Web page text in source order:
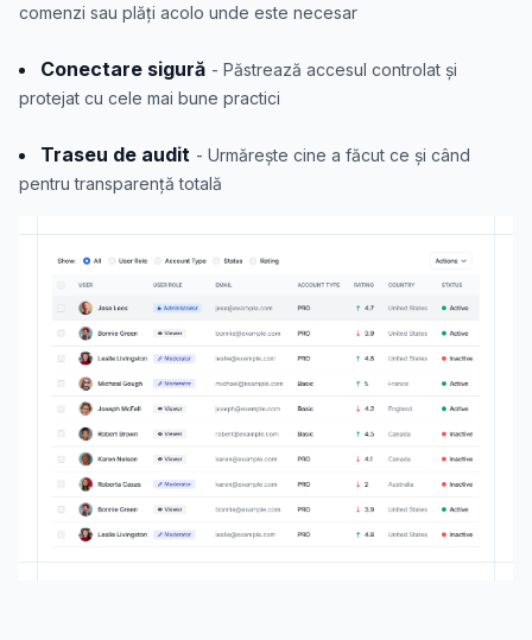
comenzi sau plăți acolo unde este necesar
Conectare sigură - Păstrează accesul controlat și
protejat cu cele mai bune practici
Traseu de audit - Urmărește cine a făcut ce și când
pentru transparență totală